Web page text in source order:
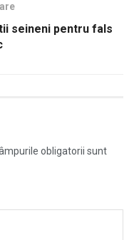
seineni pentru fals
obligatorii sunt